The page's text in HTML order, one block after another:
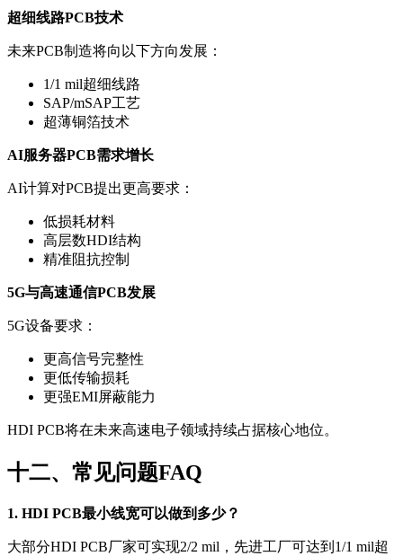
超细线路PCB技术
未来PCB制造将向以下方向发展：
1/1 mil超细线路
SAP/mSAP工艺
超薄铜箔技术
AI服务器PCB需求增长
AI计算对PCB提出更高要求：
低损耗材料
高层数HDI结构
精准阻抗控制
5G与高速通信PCB发展
5G设备要求：
更高信号完整性
更低传输损耗
更强EMI屏蔽能力
HDI PCB将在未来高速电子领域持续占据核心地位。
十二、常见问题FAQ
1. HDI PCB最小线宽可以做到多少？
大部分HDI PCB厂家可实现2/2 mil，先进工厂可达到1/1 mil超